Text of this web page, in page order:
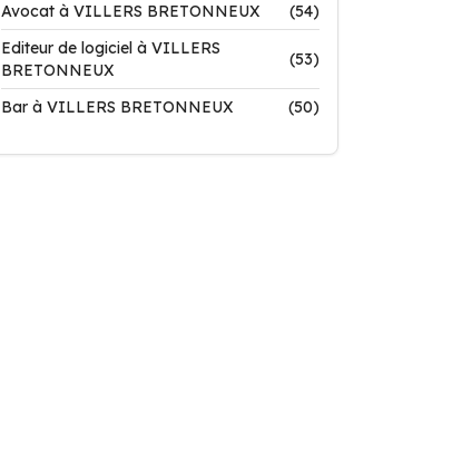
Avocat à VILLERS BRETONNEUX
(54)
Editeur de logiciel à VILLERS
BRETONNEUX
(53)
Bar à VILLERS BRETONNEUX (50)